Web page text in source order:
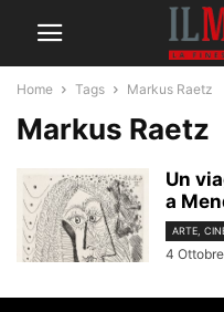
Home Tags Markus Raetz
Markus Raetz
Un
a
ARTE,
4